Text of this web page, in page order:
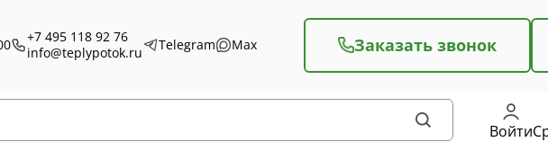
+7 495 118 92 76
info@teplypotok.ru
Telegram Max Заказать звонок
Войти